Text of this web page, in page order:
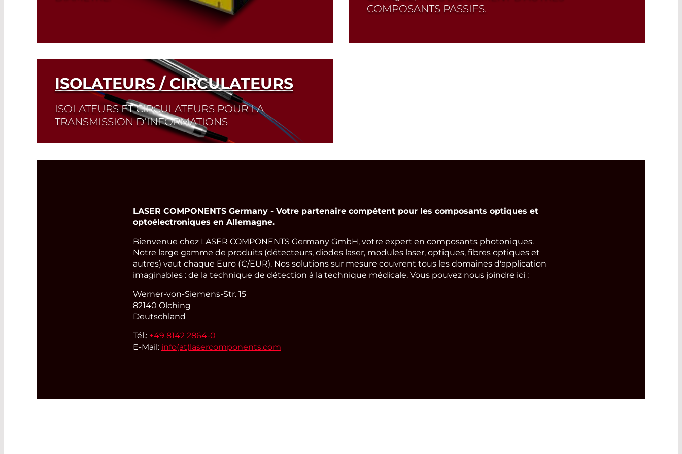
Read More
COMPOSANTS PASSIFS.
ISOLATEURS / CIRCULATEURS
ISOLATEURS ET CIRCULATEURS POUR LA
TRANSMISSION D’INFORMATIONS
Read More
LASER COMPONENTS Germany - Votre partenaire compétent pour les composants optiques et
optoélectroniques en Allemagne.
Bienvenue chez LASER COMPONENTS Germany GmbH, votre expert en composants photoniques.
Notre large gamme de produits (détecteurs, diodes laser, modules laser, optiques, fibres optiques et
autres) vaut chaque Euro (€/EUR). Nos solutions sur mesure couvrent tous les domaines d'application
imaginables : de la technique de détection à la technique médicale. Vous pouvez nous joindre ici :
Werner-von-Siemens-Str. 15
82140 Olching
Deutschland
Tél.: +49 8142 2864-0
E-Mail: info(at)lasercomponents.com